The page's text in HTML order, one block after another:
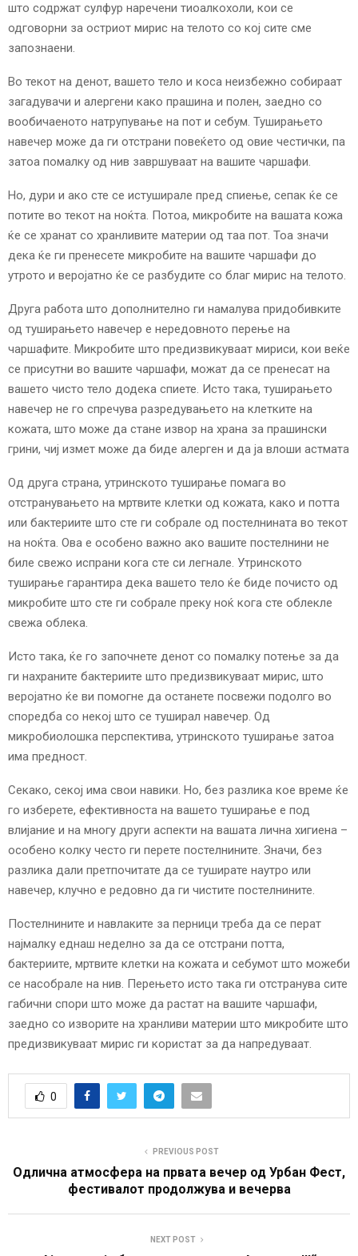
што содржат сулфур наречени тиоалкохоли, кои се
одговорни за остриот мирис на телото со кој сите сме
запознаени.
Во текот на денот, вашето тело и коса неизбежно собираат
загадувачи и алергени како прашина и полен, заедно со
вообичаеното натрупување на пот и себум. Туширањето
навечер може да ги отстрани повеќето од овие честички, па
затоа помалку од нив завршуваат на вашите чаршафи.
Но, дури и ако сте се истуширале пред спиење, сепак ќе се
потите во текот на ноќта. Потоа, микробите на вашата кожа
ќе се хранат со хранливите материи од таа пот. Тоа значи
дека ќе ги пренесете микробите на вашите чаршафи до
утрото и веројатно ќе се разбудите со благ мирис на телото.
Друга работа што дополнително ги намалува придобивките
од туширањето навечер е нередовното перење на
чаршафите. Микробите што предизвикуваат мириси, кои веќе
се присутни во вашите чаршафи, можат да се пренесат на
вашето чисто тело додека спиете. Исто така, туширањето
навечер не го спречува разредувањето на клетките на
кожата, што може да стане извор на храна за прашински
грини, чиј измет може да биде алерген и да ја влоши астмата
Од друга страна, утринското туширање помага во
отстранувањето на мртвите клетки од кожата, како и потта
или бактериите што сте ги собрале од постелнината во текот
на ноќта. Ова е особено важно ако вашите постелнини не
биле свежо испрани кога сте си легнале. Утринското
туширање гарантира дека вашето тело ќе биде почисто од
микробите што сте ги собрале преку ноќ кога сте облекле
свежа облека.
Исто така, ќе го започнете денот со помалку потење за да
ги нахраните бактериите што предизвикуваат мирис, што
веројатно ќе ви помогне да останете посвежи подолго во
споредба со некој што се туширал навечер. Од
микробиолошка перспектива, утринското туширање затоа
има предност.
Секако, секој има свои навики. Но, без разлика кое време ќе
го изберете, ефективноста на вашето туширање е под
влијание и на многу други аспекти на вашата лична хигиена –
особено колку често ги перете постелнините. Значи, без
разлика дали претпочитате да се туширате наутро или
навечер, клучно е редовно да ги чистите постелнините.
Постелнините и навлаките за перници треба да се перат
најмалку еднаш неделно за да се отстрани потта,
бактериите, мртвите клетки на кожата и себумот што можеби
се насобрале на нив. Перењето исто така ги отстранува сите
габични спори што може да растат на вашите чаршафи,
заедно со изворите на хранливи материи што микробите што
предизвикуваат мирис ги користат за да напредуваат.
0
PREVIOUS POST
Одлична атмосфера на првата вечер од Урбан Фест,
фестивалот продолжува и вечерва
NEXT POST